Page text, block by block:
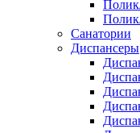
Санатории
Диспансеры